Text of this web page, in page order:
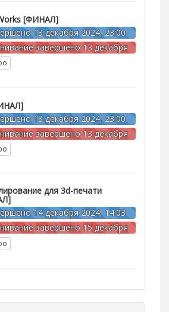
[ФИНАЛ]
13 декабря 2024, 23:00
завершено 13 декабря
13 декабря 2024, 23:00
завершено 13 декабря
для 3d-печати
14 декабря 2024, 14:03
завершено 15 декабря